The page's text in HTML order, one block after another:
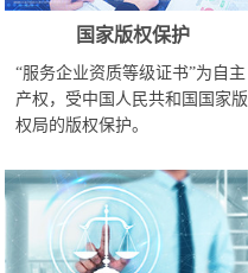
国家版权保护
“服务企业资质等级证书”为自主
产权，受中国人民共和国国家版
权局的版权保护。